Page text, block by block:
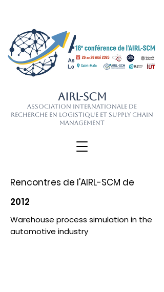
AIRL-SCM
Association Internationale de
Recherche en Logistique et Supply Chain
Management
Rencontres de l'AIRL-SCM de
2012
Warehouse process simulation in the
automotive industry